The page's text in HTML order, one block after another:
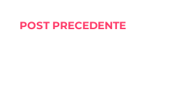
POST PRECEDENTE